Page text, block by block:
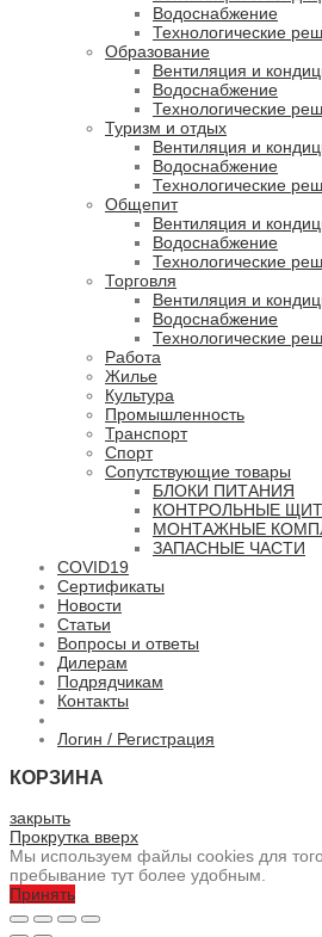
Водоснабжение
Технологические
Образование
Вентиляция и
Водоснабжение
Технологические
Туризм и отдых
Вентиляция и
Водоснабжение
Технологические
Общепит
Вентиляция и
Водоснабжение
Технологические
Торговля
Вентиляция и
Водоснабжение
Технологические
Работа
Жилье
Культура
Промышленность
Транспорт
Спорт
Сопутствующие товары
БЛОКИ ПИТАНИЯ
КОНТРОЛЬНЫЕ
МОНТАЖНЫЕ
ЗАПАСНЫЕ ЧАСТИ
COVID19
Сертификаты
Новости
Статьи
Вопросы и ответы
Дилерам
Подрядчикам
Контакты
Логин / Регистрация
КОРЗИНА
закрыть
Прокрутка вверх
Мы используем файлы cookies для
пребывание тут более удобным.
Принять